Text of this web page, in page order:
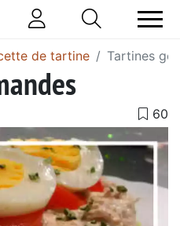
de tartine Tartines